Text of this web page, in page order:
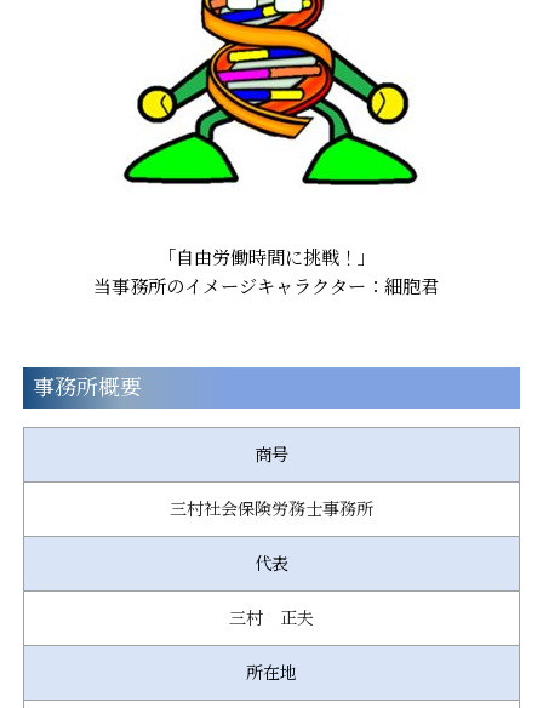
「自由労働時間に挑戦！」
当事務所のイメージキャラクター：細胞君
事務所概要
商号
三村社会保険労務士事務所
代表
三村 正夫
所在地